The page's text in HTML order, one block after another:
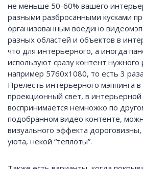
не меньше 50-60% вашего
разными разбросанными кусками
организованным воедино
разных областей и объектов в
что для интерьерного, а иногда
используют сразу контент
например 5760х1080, то есть 3
Прелесть интерьерного мэппинга в
проекционный свет, в интерьерной
воспринимается немножко по
подобранном видео контенте,
визуального эффекта
уюта, некой “теплоты”.